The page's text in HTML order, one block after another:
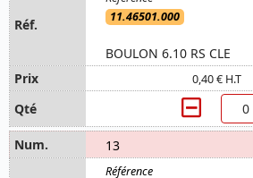
11.46501.000
BOULON 6.10 RS CLE
0,40 € H.T
13